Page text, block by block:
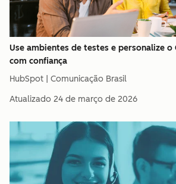
Use ambientes de testes e personalize o
com confiança
HubSpot | Comunicação Brasil
Atualizado 24 de março de 2026